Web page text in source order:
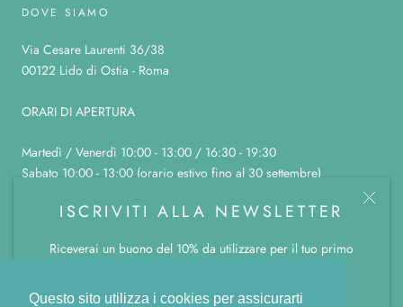
Questo sito utilizza i cookies per assicurarti
ISCRIVITI ALLA NEWSLETTER
Riceverai un buono del 10% da utilizzare per il tuo primo
DOVE SIAMO
Via Cesare Laurenti 36/38
00122 Lido di Ostia - Roma
ORARI DI APERTURA
Martedì / Venerdì 10:00 - 13:00 / 16:30 - 19:30
Sabato 10:00 - 13:00 (orario estivo fino al 30 settembre)
Powered by Shopify